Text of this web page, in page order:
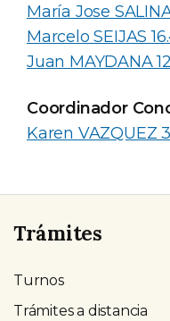
María Jose
Marcelo SEIJAS
Juan MAYDANA
Coordinador
Karen VAZQUEZ
Trámites
Turnos
Trámites a distancia